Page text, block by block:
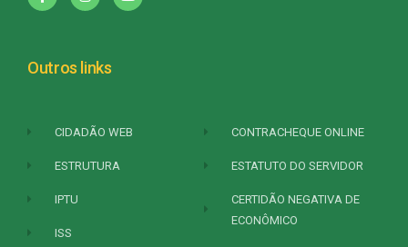
Outros links
CIDADÃO WEB
ESTRUTURA
IPTU
ISS
CONTRACHEQUE ONLINE
ESTATUTO DO SERVIDOR
CERTIDÃO NEGATIVA DE
ECONÔMICO